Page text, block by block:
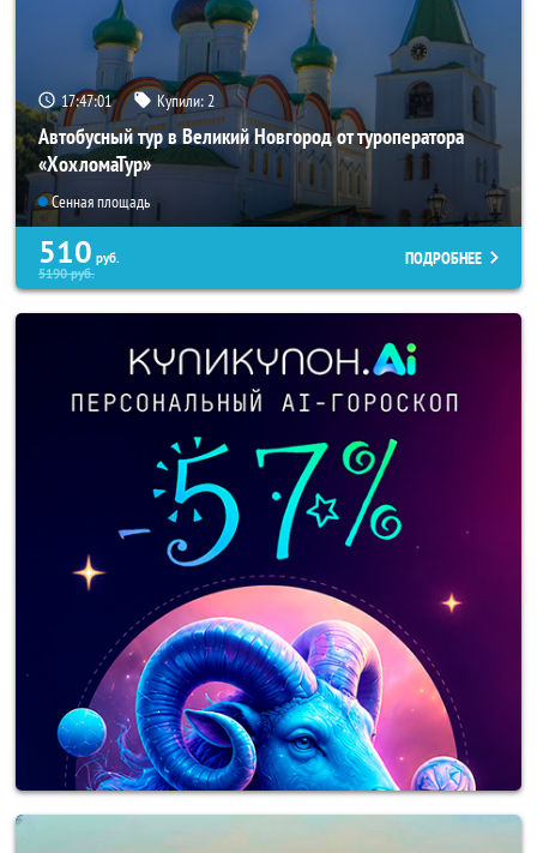
17:46:57 Купили: 2
Автобусный тур в Великий Новгород от туроператора
«ХохломаТур»
Сенная площадь
510 руб.
5190руб.
ПОДРОБНЕЕ